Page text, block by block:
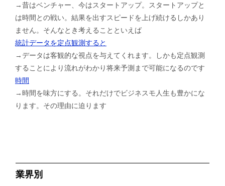
→昔はベンチャー、今はスタートアップ。スタートアップと
は時間との戦い。結果を出すスピードを上げ続けるしかあり
ません。そんなとき考えることといえば
統計データを定点観測すると
→データは客観的な視点を与えてくれます。しかも定点観測
することにより流れがわかり将来予測まで可能になるのです
時間
→時間を味方にする。それだけでビジネスモ人生も豊かにな
ります。その理由に迫ります
業界別